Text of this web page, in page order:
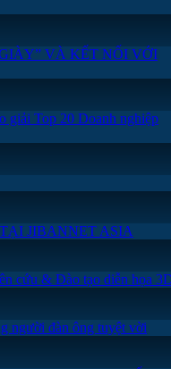
VÀ KẾT NỐI VỚI
giải Top 20 Doanh nghiệp
JIBANNET ASIA
cứu & Đào tạo diễn họa
người đàn ông tuyệt vời